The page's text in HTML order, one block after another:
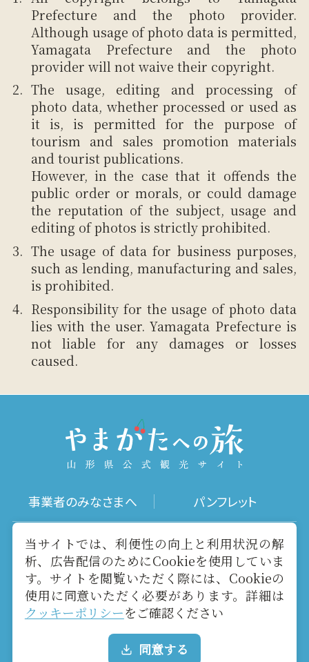
Prefecture and the photo provider.
Although usage of photo data is permitted,
Yamagata Prefecture and the photo
provider will not waive their copyright.
The usage, editing and processing of
photo data, whether processed or used as
it is, is permitted for the purpose of
tourism and sales promotion materials
and tourist publications.
However, in the case that it offends the
public order or morals, or could damage
the reputation of the subject, usage and
editing of photos is strictly prohibited.
The usage of data for business purposes,
such as lending, manufacturing and sales,
is prohibited.
Responsibility for the usage of photo data
lies with the user. Yamagata Prefecture is
not liable for any damages or losses
caused.
事業者のみなさまへ パンフレット
写真ダウンロード 動画ギャラリー
お役立ちリンク 当サイトについて
メールマガジン お問い合わせ
当サイトでは、利便性の向上と利用状況の解
析、広告配信のためにCookieを使用していま
す。サイトを閲覧いただく際には、Cookieの
使用に同意いただく必要があります。詳細は
クッキーポリシーをご確認ください
同意する